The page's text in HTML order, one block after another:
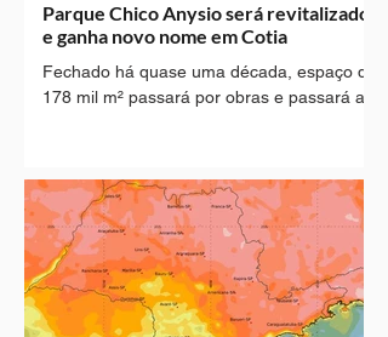
Parque Chico Anysio será revitalizado
e ganha novo nome em Cotia
Fechado há quase uma década, espaço de
178 mil m² passará por obras e passará a
quase dez anos de portões fechados. A
Secretaria do Verde e Meio Ambiente da
Prefeitura de Cotia deu início às obras de
infraestrutura que vão transformar os
178.696,28 metros quadrados da área em
um espaço voltado à convivência, esportes,